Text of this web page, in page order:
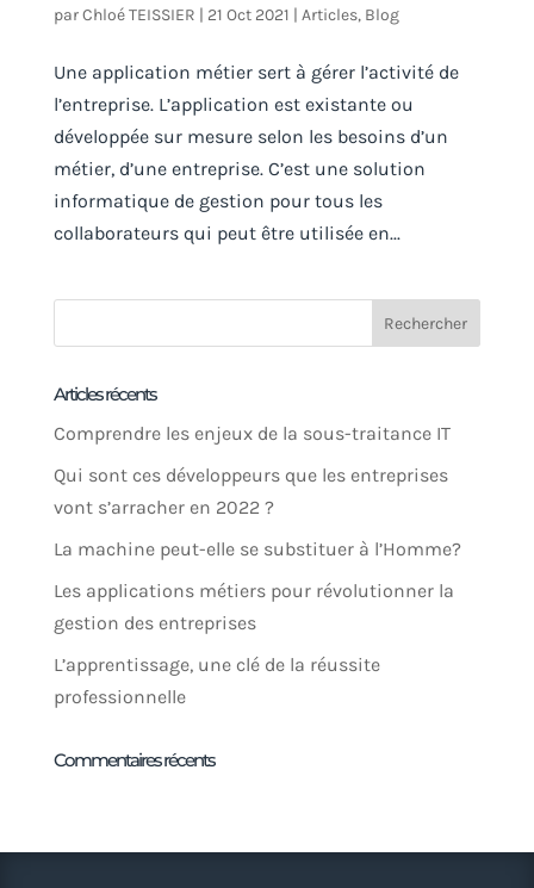
parChloé TEISSIER | 21 Oct 2021 | Articles, Blog
Une application métier sert à gérer l’activité de
l’entreprise. L’application est existante ou
développée sur mesure selon les besoins d’un
métier, d’une entreprise. C’est une solution
informatique de gestion pour tous les
collaborateurs qui peut être utilisée en...
Articles récents
Comprendre les enjeux de la sous-traitance IT
Qui sont ces développeurs que les entreprises
vont s’arracher en 2022 ?
La machine peut-elle se substituer à l’Homme?
Les applications métiers pour révolutionner la
gestion des entreprises
L’apprentissage, une clé de la réussite
professionnelle
Commentaires récents